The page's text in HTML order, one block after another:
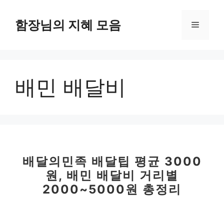
함장님의 지혜 모음 메
배민 배달비
배달의민족 배달팁 평균 3000
원, 배민 배달비 거리별
2000~5000원 총정리